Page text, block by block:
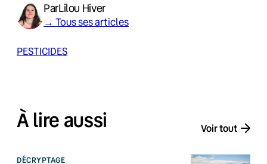
ParLilou Hiver
→ Tous ses articles
PESTICIDES
À lire aussi Voir tout
DÉCRYPTAGE